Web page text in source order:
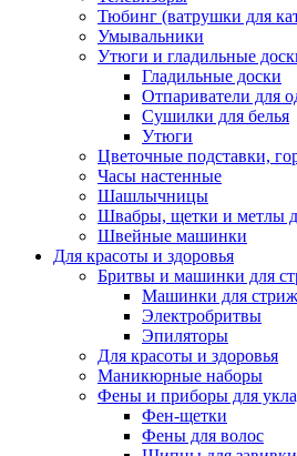
Тюбинг (ватрушки для
Умывальники
Утюги и гладильные
Гладильные доски
Отпариватели для
Сушилки для белья
Утюги
Цветочные подставки,
Часы настенные
Шашлычницы
Швабры, щетки и метлы
Швейные машинки
Для красоты и здоровья
Бритвы и машинки для
Машинки для
Электробритвы
Эпиляторы
Для красоты и здоровья
Маникюрные наборы
Фены и приборы для
Фен-щетки
Фены для волос